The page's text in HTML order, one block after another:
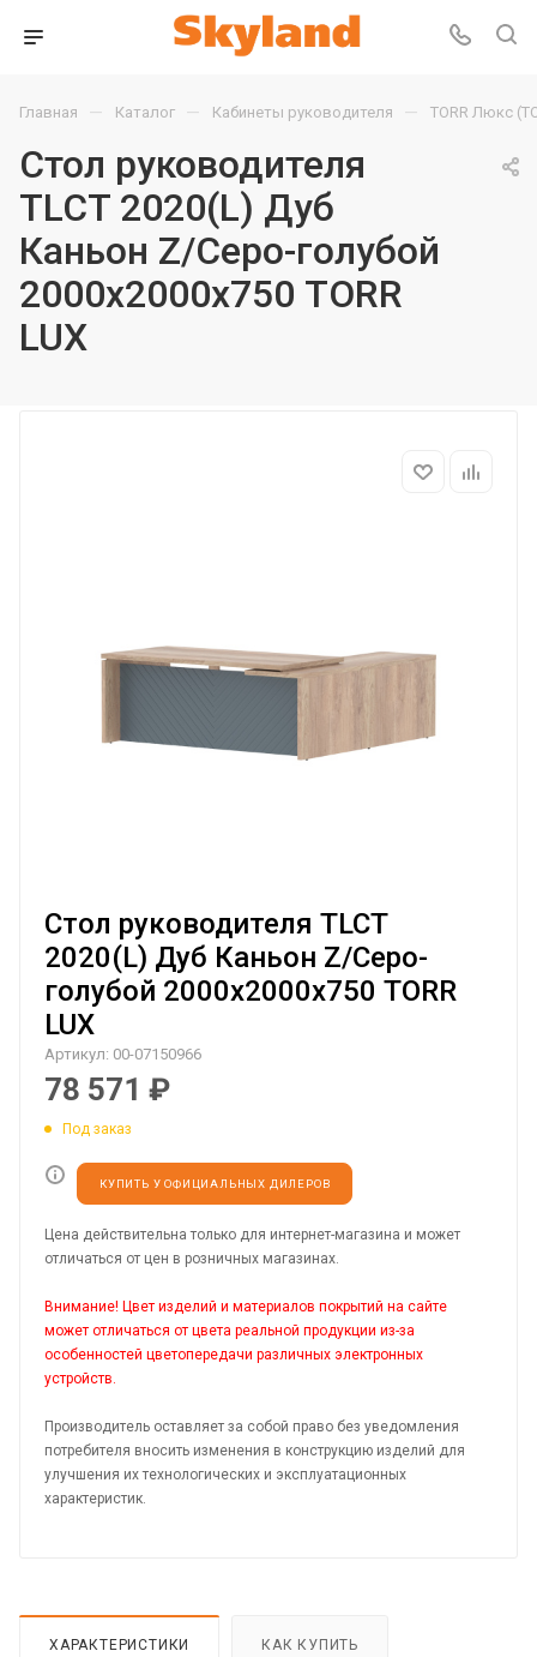
Главная — Каталог — Кабинеты руководителя — TORR Люкс
Стол руководителя
TLCT 2020(L) Дуб
Каньон Z/Серо-голубой
2000х2000х750 TORR
LUX
Стол руководителя TLCT
2020(L) Дуб Каньон Z/Серо-
голубой 2000х2000х750 TORR
LUX
Артикул: 00-07150966
78 571 ₽
Под заказ
КУПИТЬ У ОФИЦИАЛЬНЫХ ДИЛЕРОВ
Цена действительна только для интернет-магазина и может
отличаться от цен в розничных магазинах.
Внимание! Цвет изделий и материалов покрытий на сайте
может отличаться от цвета реальной продукции из-за
особенностей цветопередачи различных электронных
устройств.
Производитель оставляет за собой право без уведомления
потребителя вносить изменения в конструкцию изделий для
улучшения их технологических и эксплуатационных
характеристик.
ХАРАКТЕРИСТИКИ КАК КУПИТЬ